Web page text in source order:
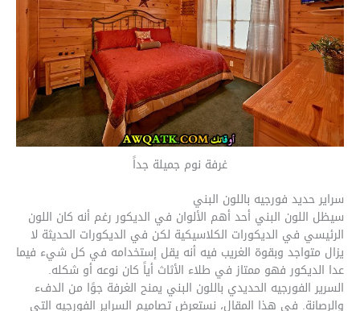
غرفة نوم جميلة جداً
سراير حديد فورجيه باللون البني
سيظل اللون البني أحد أهم الألوان في الديكور رغم أنه كان اللون
الرئيسي في الديكورات الكلاسيكية لكن في الديكورات الحديثة لا
يزال متواجد وبقوة الغريب فيه أنه يقل إستخدامه في كل شيء فيما
عدا الديكور فهو ممتاز في طلاء الأثاث أياً كان نوعه أو شكله.
السرير الفورجيه الحديدي باللون البني يمنح الغرفة جوًا من الدفء
والرصانة. في هذا المقال، نستعرض تصاميم السراير الفورجيه التي